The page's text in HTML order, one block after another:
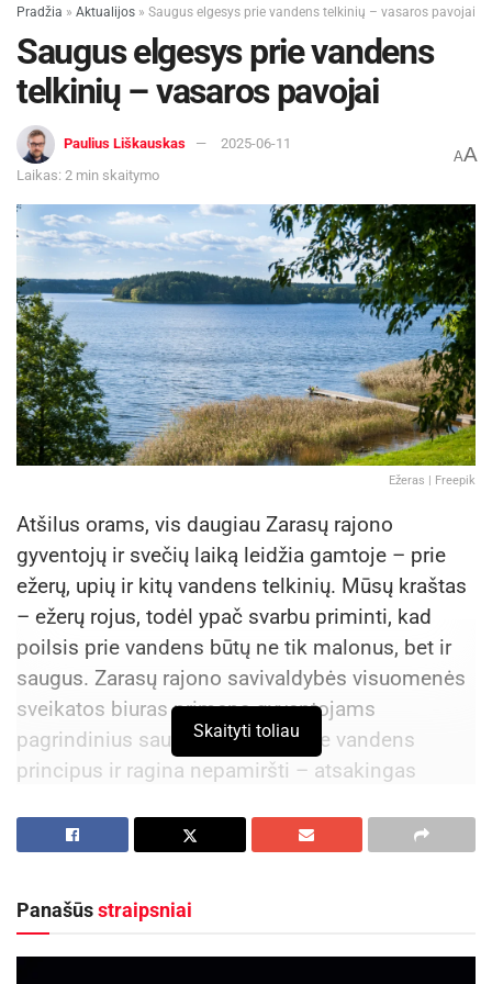
Pradžia » Aktualijos » Saugus elgesys prie vandens telkinių – vasaros pavojai
Saugus elgesys prie vandens
telkinių – vasaros pavojai
Paulius Liškauskas
2025-06-11
Laikas: 2 min skaitymo
AA
Ežeras | Freepik
Atšilus orams, vis daugiau Zarasų rajono
gyventojų ir svečių laiką leidžia gamtoje – prie
ežerų, upių ir kitų vandens telkinių. Mūsų kraštas
– ežerų rojus, todėl ypač svarbu priminti, kad
poilsis prie vandens būtų ne tik malonus, bet ir
saugus. Zarasų rajono savivaldybės visuomenės
sveikatos biuras primena gyventojams
pagrindinius saugaus elgesio prie vandens
principus ir ragina nepamiršti – atsakingas
Kokie pavojai slypi prie vandens?
Aktualios naujienos
Skaityti toliau
Panašūsstraipsniai